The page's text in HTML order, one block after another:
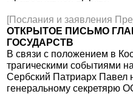
[Послания и заявления
ОТКРЫТОЕ ПИСЬМО
ГОСУДАРСТВ
В связи с положением в
трагическими событиями
Сербский Патриарх Павел
генеральному секретярю